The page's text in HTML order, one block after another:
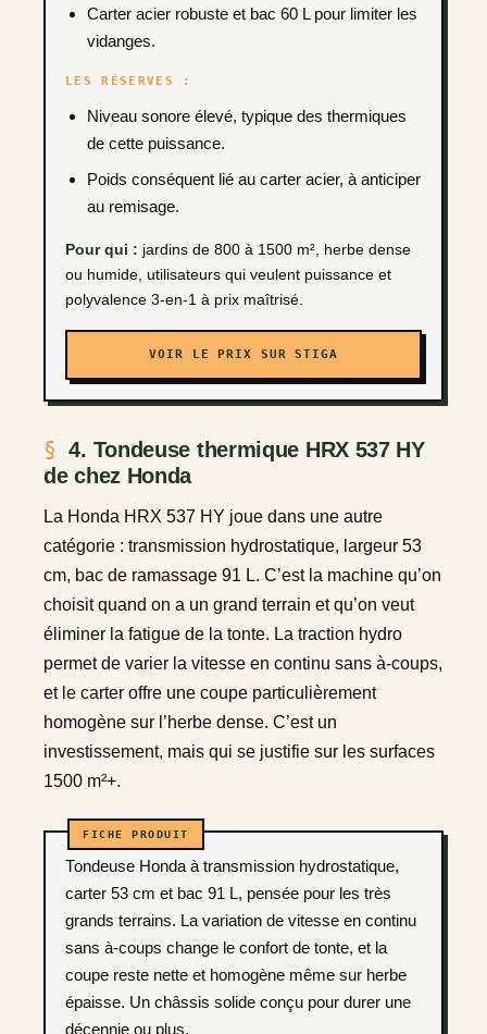
Carter acier robuste et bac 60 L pour limiter les
vidanges.
LES RÉSERVES :
Niveau sonore élevé, typique des thermiques
de cette puissance.
Poids conséquent lié au carter acier, à anticiper
au remisage.
Pour qui : jardins de 800 à 1500 m², herbe dense
ou humide, utilisateurs qui veulent puissance et
polyvalence 3-en-1 à prix maîtrisé.
VOIR LE PRIX SUR STIGA
4. Tondeuse thermique HRX 537 HY
de chez Honda
La Honda HRX 537 HY joue dans une autre
catégorie : transmission hydrostatique, largeur 53
cm, bac de ramassage 91 L. C’est la machine qu’on
choisit quand on a un grand terrain et qu’on veut
éliminer la fatigue de la tonte. La traction hydro
permet de varier la vitesse en continu sans à-coups,
et le carter offre une coupe particulièrement
homogène sur l’herbe dense. C’est un
investissement, mais qui se justifie sur les surfaces
1500 m²+.
Tondeuse Honda à transmission hydrostatique,
carter 53 cm et bac 91 L, pensée pour les très
grands terrains. La variation de vitesse en continu
sans à-coups change le confort de tonte, et la
coupe reste nette et homogène même sur herbe
épaisse. Un châssis solide conçu pour durer une
décennie ou plus.